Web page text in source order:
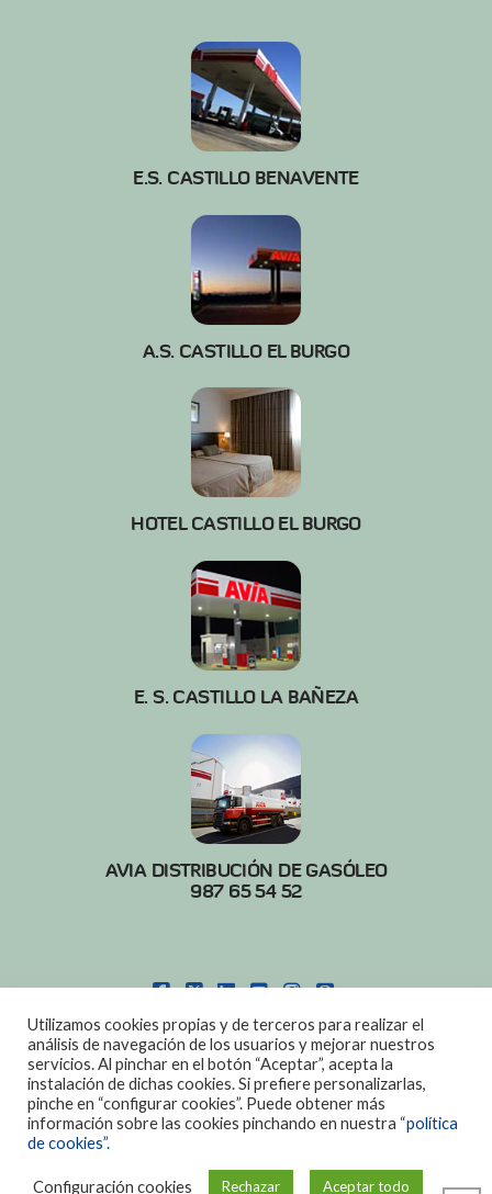
E.S. CASTILLO BENAVENTE
A.S. CASTILLO EL BURGO
HOTEL CASTILLO EL BURGO
E. S. CASTILLO LA BAÑEZA
AVIA DISTRIBUCIÓN DE GASÓLEO
987 65 54 52
POLITICA DE COOKIES|AVISO LEGAL
DISEÑO: DIAN SISTEMAS
Utilizamos cookies propias y de terceros para realizar el
análisis de navegación de los usuarios y mejorar nuestros
servicios. Al pinchar en el botón “Aceptar”, acepta la
instalación de dichas cookies. Si prefiere personalizarlas,
pinche en “configurar cookies”. Puede obtener más
información sobre las cookies pinchando en nuestra “política
de cookies”.
Configuración cookies Rechazar Aceptar todo